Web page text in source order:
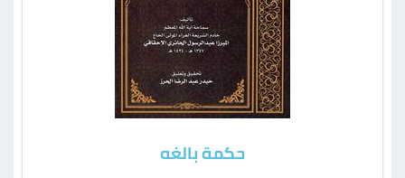
حكمة بالغه